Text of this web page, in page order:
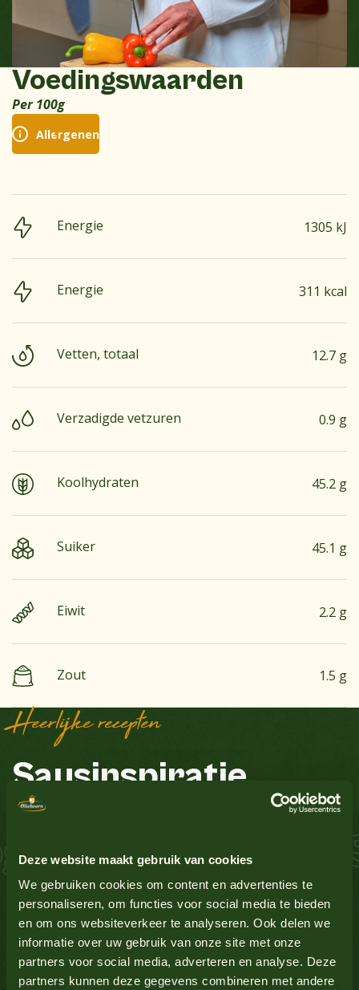
Deze website maakt gebruik van cookies
We gebruiken cookies om content en advertenties te
personaliseren, om functies voor social media te bieden
en om ons websiteverkeer te analyseren. Ook delen we
informatie over uw gebruik van onze site met onze
partners voor social media, adverteren en analyse. Deze
partners kunnen deze gegevens combineren met andere
Voedingswaarden
Per 100g
Allergenen
Energie 1305 kJ
Energie 311 kcal
Vetten, totaal 12.7 g
Verzadigde vetzuren 0.9 g
Koolhydraten 45.2 g
Suiker 45.1 g
Eiwit 2.2 g
Zout 1.5 g
Heerlijke recepten
Sausinspiratie
Zalm Schnitzel
Aardnoten
Glutenbevattende granen
Lupine Nee
Melk Nee
Bekijk alle producten
Bekijk alle producten